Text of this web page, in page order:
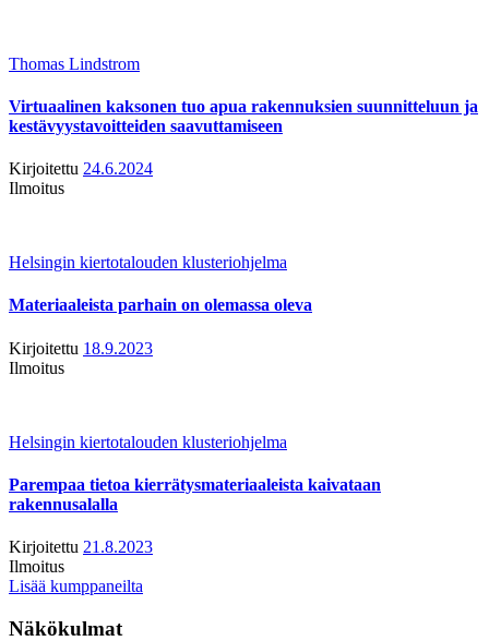
Thomas Lindstrom
Virtuaalinen kaksonen tuo apua rakennuksien suunnitteluun ja
kestävyystavoitteiden saavuttamiseen
Kirjoitettu 24.6.2024
Ilmoitus
Helsingin kiertotalouden klusteriohjelma
Materiaaleista parhain on olemassa oleva
Kirjoitettu 18.9.2023
Ilmoitus
Helsingin kiertotalouden klusteriohjelma
Parempaa tietoa kierrätysmateriaaleista kaivataan
rakennusalalla
Kirjoitettu 21.8.2023
Ilmoitus
Lisää kumppaneilta
Näkökulmat